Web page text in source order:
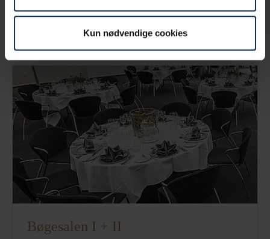
Kun nødvendige cookies
Bøgesalen I + II